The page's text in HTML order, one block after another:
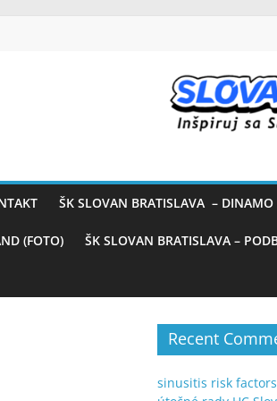
ŠK SLOVAN BRATISLAVA – DINAMO
(FOTO) ŠK SLOVAN BRATISLAVA –
Recent
sinusitis risk factors